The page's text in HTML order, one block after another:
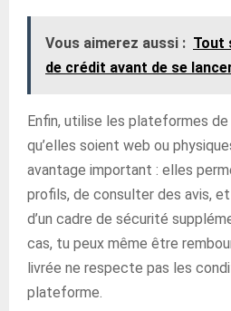
Vous aimerez aussi : Tout
de crédit avant de se
Enfin, utilise les plateformes de
qu’elles soient web ou
avantage important : elles
profils, de consulter des avis,
d’un cadre de sécurité
cas, tu peux même être
livrée ne respecte pas les
plateforme.